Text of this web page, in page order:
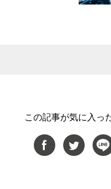
この記事が気に入っ